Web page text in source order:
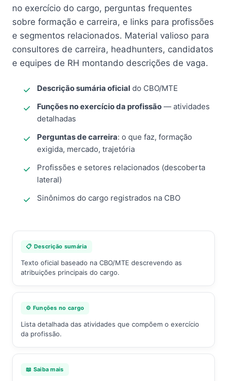
no exercício do cargo, perguntas frequentes
sobre formação e carreira, e links para profissões
e segmentos relacionados. Material valioso para
consultores de carreira, headhunters, candidatos
e equipes de RH montando descrições de vaga.
Descrição sumária oficial do CBO/MTE
Funções no exercício da profissão — atividades
detalhadas
Perguntas de carreira: o que faz, formação
exigida, mercado, trajetória
Profissões e setores relacionados (descoberta
lateral)
Sinônimos do cargo registrados na CBO
📋 Descrição sumária
Texto oficial baseado na CBO/MTE descrevendo as
atribuições principais do cargo.
⚙️ Funções no cargo
Lista detalhada das atividades que compõem o exercício
da profissão.
📖 Saiba mais